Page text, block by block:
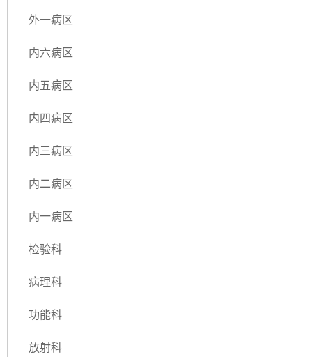
外一病区
内六病区
内五病区
内四病区
内三病区
内二病区
内一病区
检验科
病理科
功能科
放射科